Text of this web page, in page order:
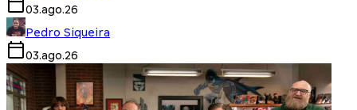
03.ago.26
Pedro Siqueira
03.ago.26